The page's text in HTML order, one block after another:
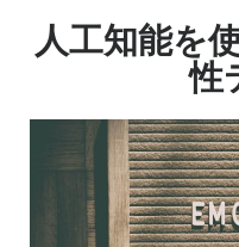
人工知能を
性